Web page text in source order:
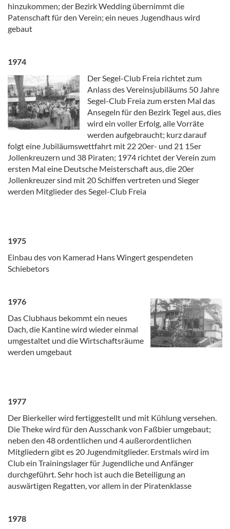
hinzukommen; der Bezirk Wedding übernimmt die
Patenschaft für den Verein; ein neues Jugendhaus wird
gebaut
1974
Der Segel-Club Freia richtet zum
Anlass des Vereinsjubiläums 50 Jahre
Segel-Club Freia zum ersten Mal das
Ansegeln für den Bezirk Tegel aus, dies
wird ein voller Erfolg, alle Vorräte
werden aufgebraucht; kurz darauf
folgt eine Jubiläumswettfahrt mit 22 20er- und 21 15er
Jollenkreuzern und 38 Piraten; 1974 richtet der Verein zum
ersten Mal eine Deutsche Meisterschaft aus, die 20er
Jollenkreuzer sind mit 20 Schiffen vertreten und Sieger
werden Mitglieder des Segel-Club Freia
1975
Einbau des von Kamerad Hans Wingert gespendeten
Schiebetors
1976
Das Clubhaus bekommt ein neues
Dach, die Kantine wird wieder einmal
umgestaltet und die Wirtschaftsräume
werden umgebaut
1977
Der Bierkeller wird fertiggestellt und mit Kühlung versehen.
Die Theke wird für den Ausschank von Faßbier umgebaut;
neben den 48 ordentlichen und 4 außerordentlichen
Mitgliedern gibt es 20 Jugendmitglieder. Erstmals wird im
Club ein Trainingslager für Jugendliche und Anfänger
durchgeführt. Sehr hoch ist auch die Beteiligung an
auswärtigen Regatten, vor allem in der Piratenklasse
1978